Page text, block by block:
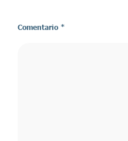
Comentario *